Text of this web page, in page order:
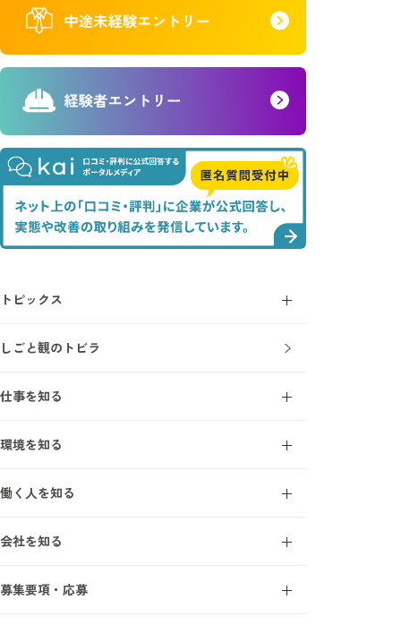
トピックス
ニュース
しごと観のトビラ
仕事を知る
施工管理を知る7ワード
環境を知る
研修・教育制度
働く人を知る
サポートスタッフインタビュー
会社を知る
オープンアップコンストラクションを知る7ワード
募集要項・応募